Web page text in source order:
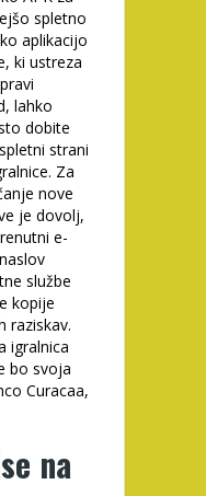
spletno
aplikacijo
ki ustreza
lahko
dobite
strani
Za
nove
je dovolj,
e-
službe
kopije
raziskav.
igralnica
bo svoja
Curacaa,
na